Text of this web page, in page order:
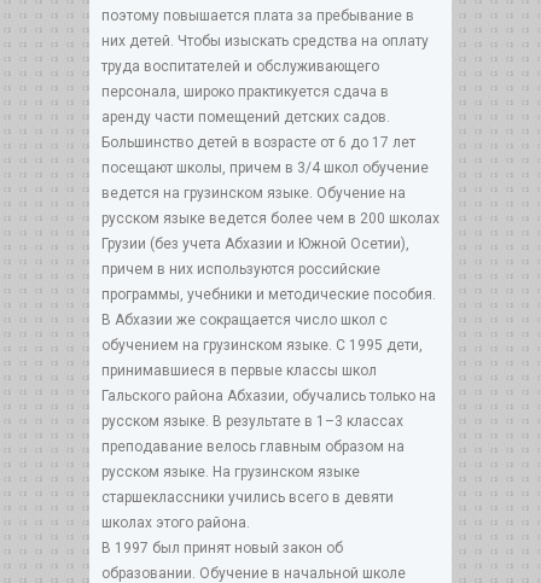
поэтому повышается плата за пребывание в
них детей. Чтобы изыскать средства на оплату
труда воспитателей и обслуживающего
персонала, широко практикуется сдача в
аренду части помещений детских садов.
Большинство детей в возрасте от 6 до 17 лет
посещают школы, причем в 3/4 школ обучение
ведется на грузинском языке. Обучение на
русском языке ведется более чем в 200 школах
Грузии (без учета Абхазии и Южной Осетии),
причем в них используются российские
программы, учебники и методические пособия.
В Абхазии же сокращается число школ с
обучением на грузинском языке. С 1995 дети,
принимавшиеся в первые классы школ
Гальского района Абхазии, обучались только на
русском языке. В результате в 1–3 классах
преподавание велось главным образом на
русском языке. На грузинском языке
старшеклассники учились всего в девяти
школах этого района.
В 1997 был принят новый закон об
образовании. Обучение в начальной школе